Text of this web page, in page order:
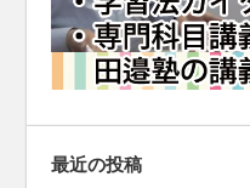
最近の投稿